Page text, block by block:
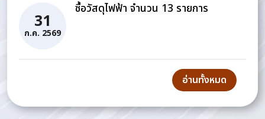
31
ก.ค. 2569
ซื้อวัสดุไฟฟ้า จำนวน 13 รายการ
อ่านทั้งหมด